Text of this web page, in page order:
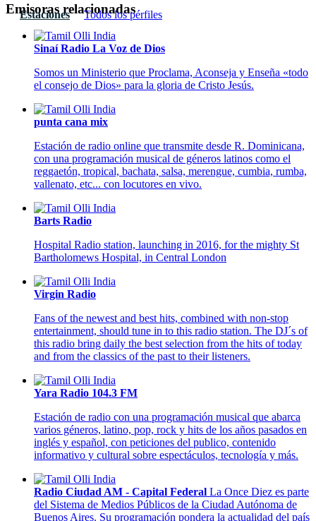
Estaciones Todos los pérfiles
Emisoras relacionadas
Sinaí Radio La Voz de Dios
Somos un Ministerio que Proclama, Aconseja y Enseña «todo
el consejo de Dios» para la gloria de Cristo Jesús.
punta cana mix
Estación de radio online que transmite desde R. Dominicana,
con una programación musical de géneros latinos como el
reggaetón, tropical, bachata, salsa, merengue, cumbia, rumba,
vallenato, etc... con locutores en vivo.
Barts Radio
Hospital Radio station, launching in 2016, for the mighty St
Bartholomews Hospital, in Central London
Virgin Radio
Fans of the newest and best hits, combined with non-stop
entertainment, should tune in to this radio station. The DJ´s of
this radio bring daily the best selection from the hits of today
and from the classics of the past to their listeners.
Yara Radio 104.3 FM
Estación de radio con una programación musical que abarca
varios géneros, latino, pop, rock y hits de los años pasados en
inglés y español, con peticiones del publico, contenido
informativo y cultural sobre espectáculos, tecnología y más.
Radio Ciudad AM - Capital Federal La Once Diez es parte
del Sistema de Medios Públicos de la Ciudad Autónoma de
Buenos Aires. Su programación pondera la actualidad del país